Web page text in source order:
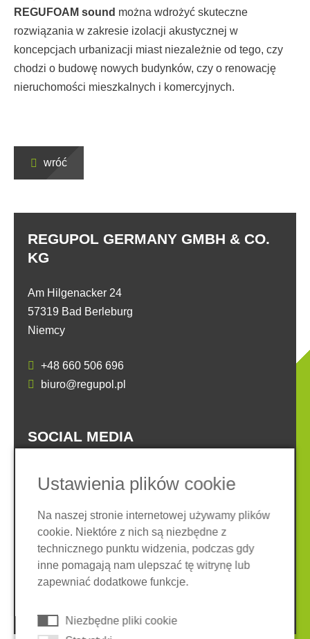
REGUFOAM sound można wdrożyć skuteczne
rozwiązania w zakresie izolacji akustycznej w
koncepcjach urbanizacji miast niezależnie od tego, czy
chodzi o budowę nowych budynków, czy o renowację
nieruchomości mieszkalnych i komercyjnych.
wróć
REGUPOL GERMANY GMBH & CO.
KG
Am Hilgenacker 24
57319 Bad Berleburg
Niemcy
+48 660 506 696
biuro@regupol.pl
SOCIAL MEDIA
Nota prawna
Ochrona danych
Ogólne warunki
System zgłaszania nieprawidłowości
Ciasteczka
Ustawienia plików cookie
Na naszej stronie internetowej używamy plików
cookie. Niektóre z nich są niezbędne z
technicznego punktu widzenia, podczas gdy
inne pomagają nam ulepszać tę witrynę lub
zapewniać dodatkowe funkcje.
Niezbędne pliki cookie